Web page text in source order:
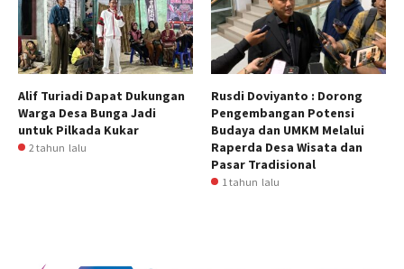
Alif Turiadi Dapat Dukungan
Warga Desa Bunga Jadi
untuk Pilkada Kukar
2 tahun lalu
Rusdi Doviyanto : Dorong
Pengembangan Potensi
Budaya dan UMKM Melalui
Raperda Desa Wisata dan
Pasar Tradisional
1 tahun lalu